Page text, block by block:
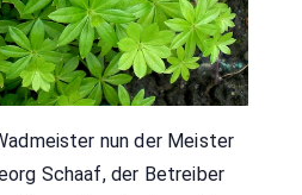
nun der Meister
Schaaf, der Betreiber